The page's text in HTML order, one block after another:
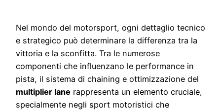
Nel mondo del motorsport, ogni dettaglio tecnico
e strategico può determinare la differenza tra la
vittoria e la sconfitta. Tra le numerose
componenti che influenzano le performance in
pista, il sistema di chaining e ottimizzazione del
multiplier lane rappresenta un elemento cruciale,
specialmente negli sport motoristici che